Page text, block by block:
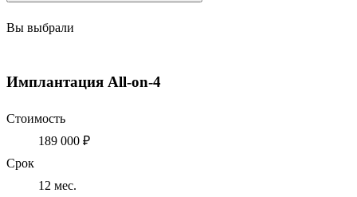
Вы выбрали
Имплантация All-on-4
Стоимость
189 000 ₽
Срок
12 мес.